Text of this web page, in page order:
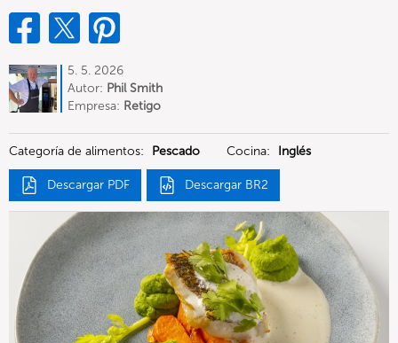
5. 5. 2026
Autor: Phil Smith
Empresa: Retigo
Categoría de alimentos: Pescado Cocina: Inglés
Descargar PDF Descargar BR2